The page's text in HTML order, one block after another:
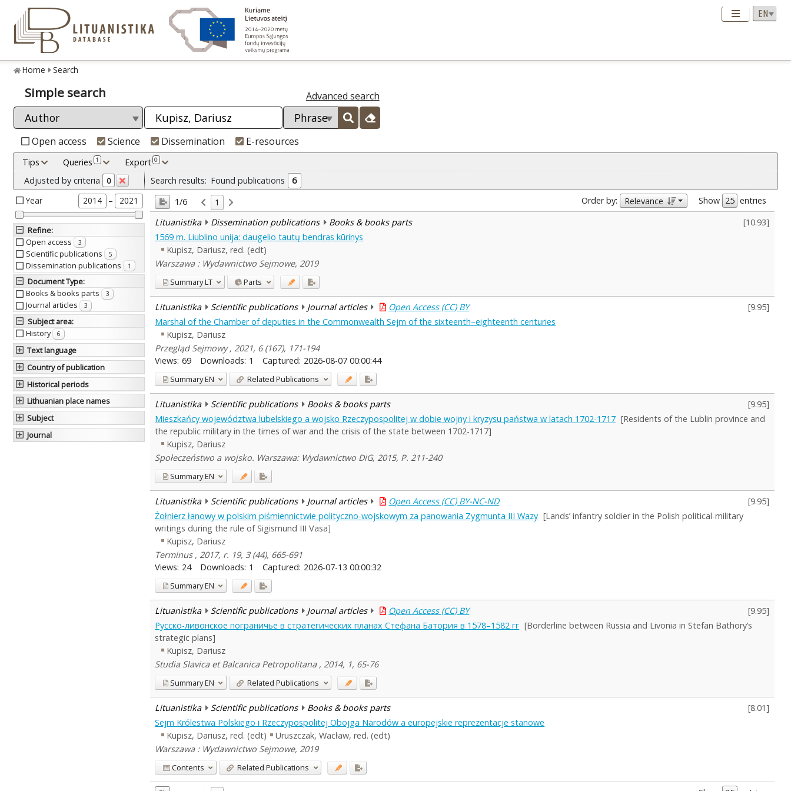
Home Search
Simple search Advanced search
Open access Science Dissemination E-resources
Tips Queries 1 Export 0
Adjusted by criteria 0
Year 2014 – 2021
Refine:
Open access
3
Scientific publications 5
Dissemination publications 1
Document Type:
Books & books parts
3
Journal articles 3
Subject area:
History
6
Text language
Country of publication
Historical periods
Lithuanian place names
Subject
Journal
Search results: Found publications
6
1/6
1 Order by: Relevance Show
entries
Lituanistika
Dissemination publications Books & books parts [10.93]
1569 m. Liublino unija: daugelio tautų bendras kūrinys
Kupisz, Dariusz, red. (edt)
Warszawa : Wydawnictwo Sejmowe, 2019
SummaryLT Parts
Lituanistika Scientific publications Journal articles Open Access (CC) BY [9.95]
Marshal of the Chamber of deputies in the Commonwealth Sejm of the sixteenth–eighteenth centuries
Kupisz, Dariusz
Przegląd Sejmowy , 2021, 6 (167), 171-194
Views: 69 Downloads: 1 Captured: 2026-08-07 00:00:44
SummaryEN Related Publications
Lituanistika Scientific publications Books & books parts [9.95]
Mieszkańcy województwa lubelskiego a wojsko Rzeczypospolitej w dobie wojny i kryzysu państwa w latach 1702-1717 [Residents of the Lublin province and
the republic military in the times of war and the crisis of the state between 1702-1717]
Kupisz, Dariusz
Społeczeństwo a wojsko. Warszawa: Wydawnictwo DiG, 2015, P. 211-240
SummaryEN
Lituanistika Scientific publications Journal articles Open Access (CC) BY-NC-ND [9.95]
Żołnierz łanowy w polskim piśmiennictwie polityczno-wojskowym za panowania Zygmunta III Wazy [Lands’ infantry soldier in the Polish political-military
writings during the rule of Sigismund III Vasa]
Kupisz, Dariusz
Terminus , 2017, r. 19, 3 (44), 665-691
Views: 24 Downloads: 1 Captured: 2026-07-13 00:00:32
SummaryEN
Lituanistika Scientific publications Journal articles Open Access (CC) BY [9.95]
Русско-ливонское пограничье в стратегических планах Стефана Батория в 1578–1582 гг [Borderline between Russia and Livonia in Stefan Bathory’s
strategic plans]
Kupisz, Dariusz
Studia Slavica et Balcanica Petropolitana , 2014, 1, 65-76
SummaryEN Related Publications
Lituanistika Scientific publications Books & books parts [8.01]
Sejm Królestwa Polskiego i Rzeczypospolitej Obojga Narodów a europejskie reprezentacje stanowe
Kupisz, Dariusz, red. (edt)
Uruszczak, Wacław, red. (edt)
Warszawa : Wydawnictwo Sejmowe, 2019
Contents Related Publications